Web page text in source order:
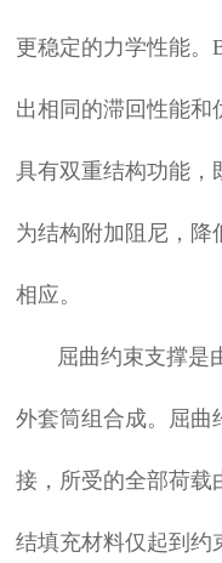
更稳定的力学性能。
出相同的滞回性能和
具有双重结构功能，
为结构附加阻尼，降
相应。
屈曲约束支撑是
外套筒组合成。屈曲
接，所受的全部荷载
结填充材料仅起到约